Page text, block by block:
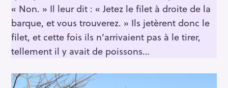
« Non. » Il leur dit : « Jetez le filet à droite de la
barque, et vous trouverez. » Ils jetèrent donc le
filet, et cette fois ils n’arrivaient pas à le tirer,
tellement il y avait de poissons…